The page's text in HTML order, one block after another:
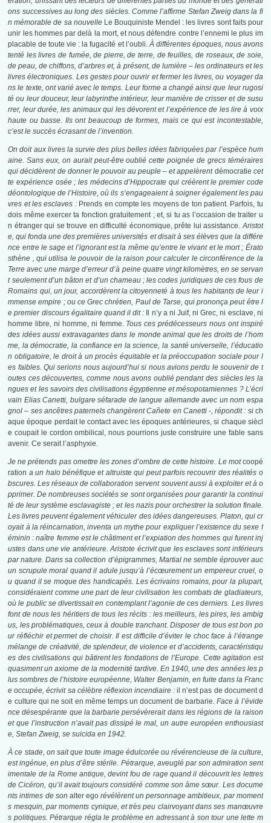
ons successives au long des siècles. Comme l’affirme Stefan Zweig dans la fi
n mémorable de sa nouvelleLe Bouquiniste Mendel : les livres sont faits pour
unir les hommes par delà la mort, et nous défendre contre l’ennemi le plus im
placable de toute vie : la fugacité et l’oubli.À différentes époques, nous avons
tenté les livres de fumée, de pierre, de terre, de feuilles, de roseaux, de soie,
de peau, de chiffons, d’arbres et, à présent, de lumière – les ordinateurs et les
livres électroniques. Les gestes pour ouvrir et fermer les livres, ou voyager da
ns le texte, ont varié avec le temps. Leur forme a changé ainsi que leur rugosi
té ou leur douceur, leur labyrinthe intérieur, leur manière de crisser et de susu
rrer, leur durée, les animaux qui les dévorent et l’expérience de les lire à voix
haute ou basse. Ils ont beaucoup de formes, mais ce qui est incontestable,
c’est le succès écrasant de l’invention.
On doit aux livres la survie des plus belles idées fabriquées par l’espèce hum
aine. Sans eux, on aurait peut-être oublié cette poignée de grecs téméraires
qui décidèrent de donner le pouvoir au peuple – et appelèrent démocratie cet
te expérience osée ; les médecins d’Hippocrate qui créèrent le premier code
déontologique de l’Histoire, où ils s’engageaient à soigner également les pau
vres et les esclaves : Prends en compte les moyens de ton patient. Parfois, tu
dois même exercer ta fonction gratuitement ; et, si tu as l’occasion de traiter u
n étranger qui se trouve en difficulté économique, prête lui assistance.Aristot
e, qui fonda une des premières universités et disait à ses élèves que la différe
nce entre le sage et l’ignorant est la même qu’entre le vivant et le mort ; Érato
sthène , qui utilisa le pouvoir de la raison pour calculer le circonférence de la
Terre avec une marge d’erreur d’à peine quatre vingt kilomètres, en se servan
t seulement d’un bâton et d’un chameau ; les codes juridiques de ces fous de
Romains qui, un jour, accordèrent la citoyenneté à tous les habitants de leur i
mmense empire ; ou ce Grec chrétien, Paul de Tarse, qui prononça peut être l
e premier discours égalitaire quand il dit :
Il n’y a ni Juif, ni Grec, ni esclave, ni
homme libre, ni homme, ni femme. Tous ces prédécesseurs nous ont inspiré
des idées aussi extravagantes dans le monde animal que les droits de l’hom
me, la démocratie, la confiance en la science, la santé universelle, l’éducatio
n obligatoire, le droit à un procès équitable et la préoccupation sociale pour l
es faibles. Qui serions nous aujourd’hui si nous avions perdu le souvenir de t
outes ces découvertes, comme nous avons oublié pendant des siècles les la
ngues et les savoirs des civilisations égyptienne et mésopotamiennes ? L’écri
vain Elias Canetti, bulgare séfarade de langue allemande avec un nom espa
gnol – ses ancêtres paternels changèrent Cañete en Canetti -, répondit : si ch
aque époque perdait le contact avec les époques antérieures, si chaque siècl
e coupait le cordon ombilical, nous pourrions juste construire une fable sans
avenir. Ce serait l’asphyxie.
Je ne prétends pas omettre les zones d’ombre de cette histoire. Le motcoopé
ration a un halo bénéfique et altruiste qui peut parfois recouvrir des réalités o
bscures. Les réseaux de collaboration servent souvent aussi à exploiter et à o
pprimer. De nombreuses sociétés se sont organisées pour garantir la continui
té de leur système esclavagiste ; et les nazis pour orchestrer la solution finale.
Les livres peuvent également véhiculer des idées dangereuses. Platon, qui cr
oyait à la réincarnation, inventa un mythe pour expliquer l’existence du sexe f
éminin : naître femme est le châtiment et l’expiation des hommes qui furent inj
ustes dans une vie antérieure. Aristote écrivit que les esclaves sont inférieurs
par nature. Dans sa collection d’épigrammes, Martial ne semble éprouver auc
un scrupule moral quand il adule jusqu’à l’écœurement un empereur cruel, o
u quand il se moque des handicapés. Les écrivains romains, pour la plupart,
considéraient comme une part de leur civilisation les combats de gladiateurs,
où le public se divertissait en contemplant l’agonie de ces derniers. Les livres
font de nous les héritiers de tous les récits : les meilleurs, les pires, les ambig
us, les problématiques, ceux à double tranchant. Disposer de tous est bon po
ur réfléchir et permet de choisir. Il est difficile d’éviter le choc face à l’étrange
mélange de créativité, de splendeur, de violence et d’accidents, caractéristiqu
es des civilisations qui bâtirent les fondations de l’Europe. Cette agitation est
quasiment un axiome de la modernité tardive. En 1940, une des années les p
lus sombres de l’histoire européenne, Walter Benjamin, en fuite dans la Franc
e occupée, écrivit sa célèbre réflexion incendiaire :il n’est pas de document d
e culture qui ne soit en même temps un document de barbarie. Face à l’évide
nce désespérante que la barbarie persévèrerait dans les régions de la raison
et que l’instruction n’avait pas dissipé le mal, un autre européen enthousiast
e, Stefan Zweig, se suicida en 1942.
À ce stade, on sait que toute image édulcorée ou révérencieuse de la culture,
est ingénue, en plus d’être stérile. Pétrarque, aveuglé par son admiration sent
imentale de la Rome antique, devint fou de rage quand il découvrit les lettres
de Cicéron, qu’il avait toujours considéré comme son âme sœur. Les docume
nts intimes de son alter egorévélèrent un personnage ambitieux, par moment
s mesquin, par moments cynique, et très peu clairvoyant dans ses manœuvre
s politiques. Pétrarque régla le problème en adressant à son tour une lette m